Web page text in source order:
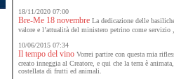
18/11/2020 07:00
Bre-Me 18 novembre La dedicazione delle basiliche dei
valore e l’attualità del ministero petrino come
10/06/2015 07:34
Il tempo del vino Vorrei partire con questa mia riflessione
creato inneggia al Creatore, e qui che la terra è animata, fecondata dalle acque dolci piovane e sorgive,
costellata di frutti ed animali.